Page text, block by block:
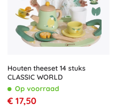
Houten theeset 14 stuks
CLASSIC WORLD
Op voorraad
€ 17,50